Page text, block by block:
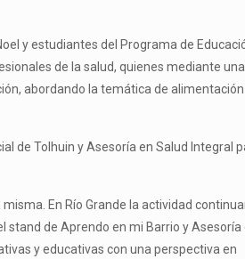
y estudiantes del Programa de
de la salud, quienes mediante
abordando la temática de
de Tolhuin y Asesoría en Salud Integral
En Río Grande la actividad
de Aprendo en mi Barrio y Asesoría
y educativas con una perspectiva en